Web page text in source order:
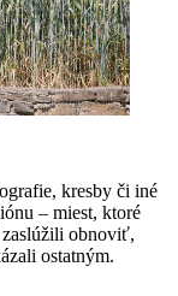
kresby či iné
– miest, ktoré
zaslúžili obnoviť,
ostatným.